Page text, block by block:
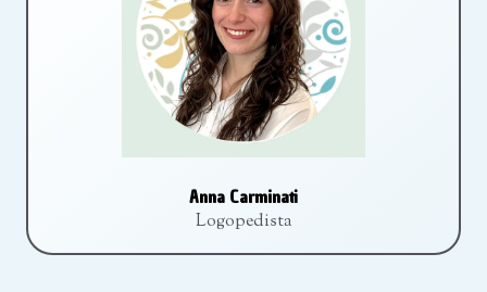
Anna Carminati
Logopedista